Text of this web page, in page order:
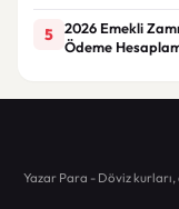
5
2026 Emekli
Ödeme
Yazar Para - Döviz